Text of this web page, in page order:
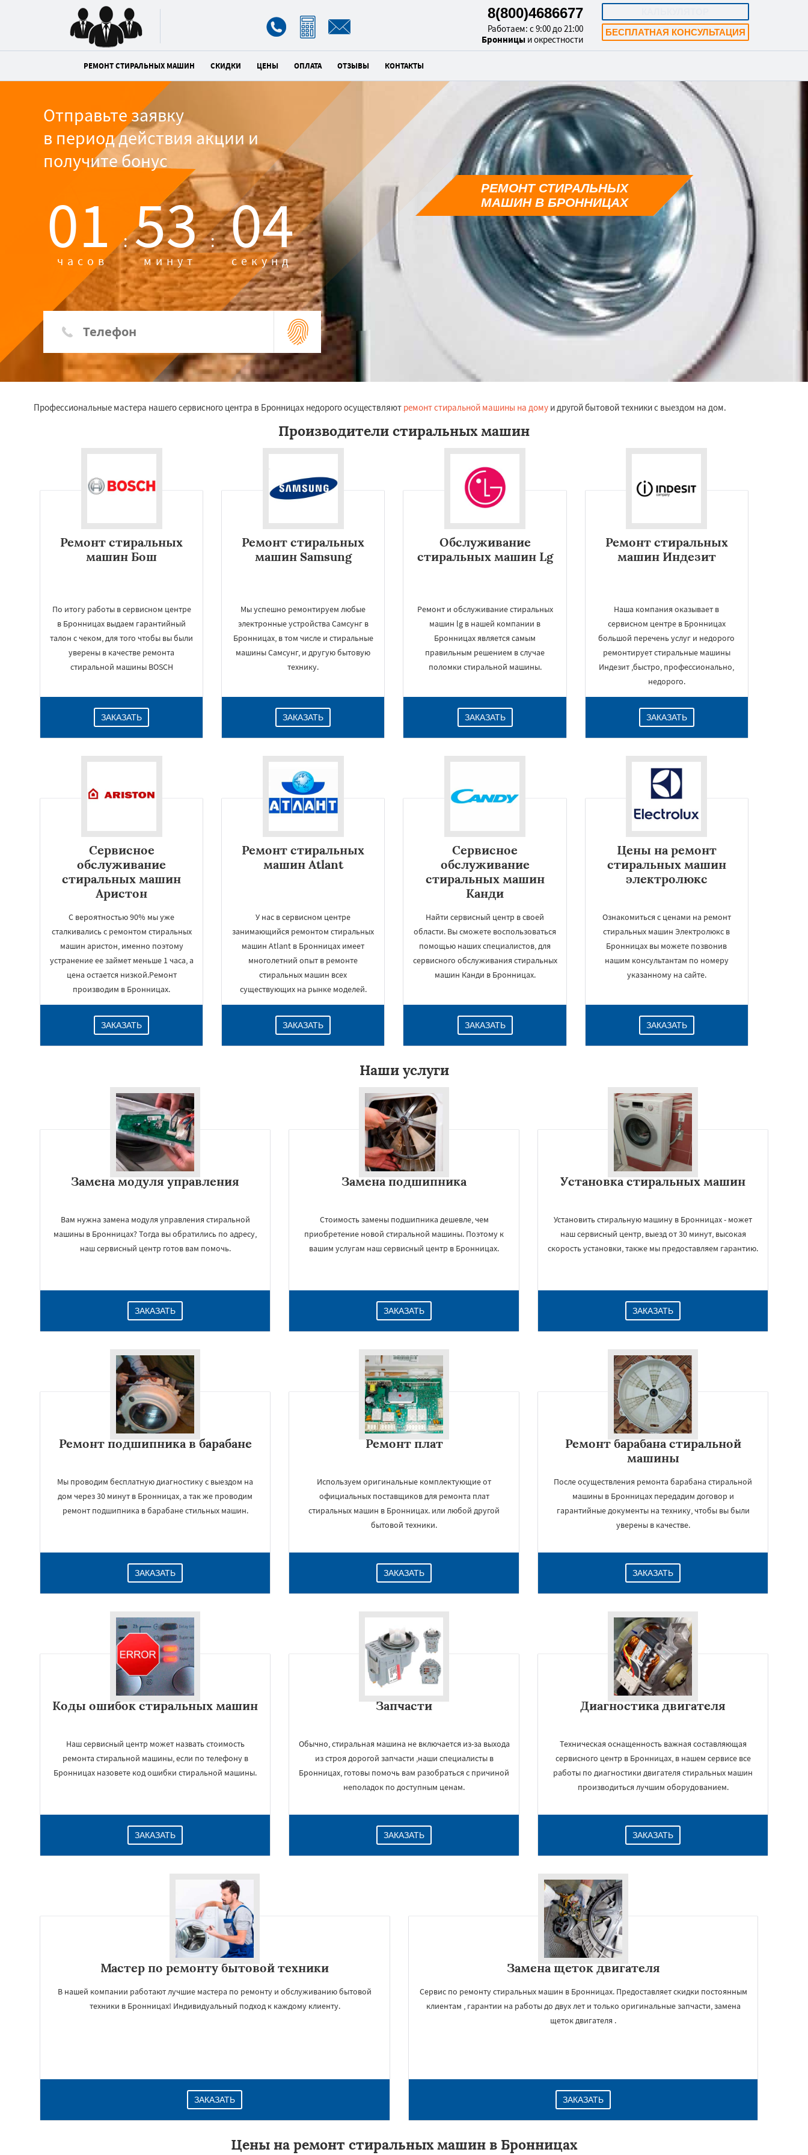
БЕСПЛАТНАЯ КОНСУЛЬТАЦИЯ
8(800)4686677
Работаем: с 9:00 до 21:00
Бронницы и окрестности
РЕМОНТ СТИРАЛЬНЫХ МАШИН СКИДКИ ЦЕНЫ ОПЛАТА ОТЗЫВЫ КОНТАКТЫ
Отправьте заявку
в период действия акции и
получите бонус
01 :
часов 53 :
минут 03
секунд
РЕМОНТ СТИРАЛЬНЫХ
МАШИН В БРОННИЦАХ
Профессиональные мастера нашего сервисного центра в Бронницах недорого осуществляют ремонт стиральной машины на дому и другой бытовой техники с выездом на дом.
Производители стиральных машин
Ремонт стиральных
машин Бош
По итогу работы в сервисном центре
в Бронницах выдаем гарантийный
талон с чеком, для того чтобы вы были
уверены в качестве ремонта
стиральной машины BOSCH
ЗАКАЗАТЬ
Ремонт стиральных
машин Samsung
Мы успешно ремонтируем любые
электронные устройства Самсунг в
Бронницах, в том числе и стиральные
машины Самсунг, и другую бытовую
технику.
ЗАКАЗАТЬ
Обслуживание
стиральных машин Lg
Ремонт и обслуживание стиральных
машин lg в нашей компании в
Бронницах является самым
правильным решением в случае
поломки стиральной машины.
ЗАКАЗАТЬ
Ремонт стиральных
машин Индезит
Наша компания оказывает в
сервисном центре в Бронницах
большой перечень услуг и недорого
ремонтирует стиральные машины
Индезит ,быстро, профессионально,
недорого.
ЗАКАЗАТЬ
Сервисное
обслуживание
стиральных машин
Аристон
С вероятностью 90% мы уже
сталкивались с ремонтом стиральных
машин аристон, именно поэтому
устранение ее займет меньше 1 часа, а
цена остается низкой.Ремонт
производим в Бронницах.
ЗАКАЗАТЬ
Ремонт стиральных
машин Atlant
У нас в сервисном центре
занимающийся ремонтом стиральных
машин Atlant в Бронницах имеет
многолетний опыт в ремонте
стиральных машин всех
существующих на рынке моделей.
ЗАКАЗАТЬ
Сервисное
обслуживание
стиральных машин
Канди
Найти сервисный центр в своей
области. Вы сможете воспользоваться
помощью наших специалистов, для
сервисного обслуживания стиральных
машин Канди в Бронницах.
ЗАКАЗАТЬ
Цены на ремонт
стиральных машин
электролюкс
Ознакомиться с ценами на ремонт
стиральных машин Электролюкс в
Бронницах вы можете позвонив
нашим консультантам по номеру
указанному на сайте.
ЗАКАЗАТЬ
Наши услуги
Замена модуля управления
Вам нужна замена модуля управления стиральной
машины в Бронницах? Тогда вы обратились по адресу,
наш сервисный центр готов вам помочь.
ЗАКАЗАТЬ
Замена подшипника
Стоимость замены подшипника дешевле, чем
приобретение новой стиральной машины. Поэтому к
вашим услугам наш сервисный центр в Бронницах.
ЗАКАЗАТЬ
Установка стиральных машин
Установить стиральную машину в Бронницах - может
наш сервисный центр, выезд от 30 минут, высокая
скорость установки, также мы предоставляем гарантию.
ЗАКАЗАТЬ
Ремонт подшипника в барабане
Мы проводим бесплатную диагностику с выездом на
дом через 30 минут в Бронницах, а так же проводим
ремонт подшипника в барабане стильных машин.
ЗАКАЗАТЬ
Ремонт плат
Используем оригинальные комплектующие от
официальных поставщиков для ремонта плат
стиральных машин в Бронницах. или любой другой
бытовой техники.
ЗАКАЗАТЬ
Ремонт барабана стиральной
машины
После осуществления ремонта барабана стиральной
машины в Бронницах передадим договор и
гарантийные документы на технику, чтобы вы были
уверены в качестве.
ЗАКАЗАТЬ
Коды ошибок стиральных машин
Наш сервисный центр может назвать стоимость
ремонта стиральной машины, если по телефону в
Бронницах назовете код ошибки стиральной машины.
ЗАКАЗАТЬ
Запчасти
Обычно, стиральная машина не включается из-за выхода
из строя дорогой запчасти ,наши специалисты в
Бронницах, готовы помочь вам разобраться с причиной
неполадок по доступным ценам.
ЗАКАЗАТЬ
Диагностика двигателя
Техническая оснащенность важная составляющая
сервисного центр в Бронницах, в нашем сервисе все
работы по диагностики двигателя стиральных машин
производиться лучшим оборудованием.
ЗАКАЗАТЬ
Мастер по ремонту бытовой техники
В нашей компании работают лучшие мастера по ремонту и обслуживанию бытовой
техники в Бронницах! Индивидуальный подход к каждому клиенту.
ЗАКАЗАТЬ
Замена щеток двигателя
Сервис по ремонту стиральных машин в Бронницах. Предоставляет скидки постоянным
клиентам , гарантии на работы до двух лет и только оригинальные запчасти, замена
щеток двигателя .
ЗАКАЗАТЬ
Цены на ремонт стиральных машин в Бронницах
×
Даю согласие на обработку персональных данных